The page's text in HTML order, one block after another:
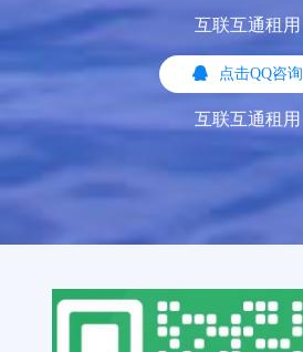
互联互通租用
点击QQ咨询
互联互通租用